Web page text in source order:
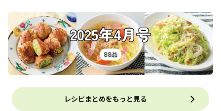
2025年4月号
88品
レシピまとめをもっと見る